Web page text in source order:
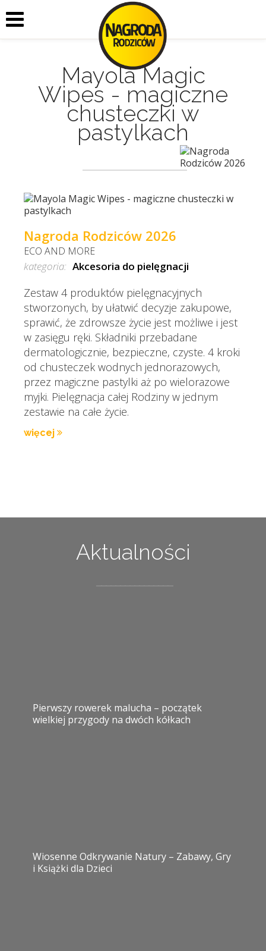
Mayola Magic
Wipes - magiczne
chusteczki w
pastylkach
Nagroda Rodziców 2026
ECO AND MORE
kategoria: Akcesoria do pielęgnacji
Zestaw 4 produktów pielęgnacyjnych
stworzonych, by ułatwić decyzje zakupowe,
sprawić, że zdrowsze życie jest możliwe i jest
w zasięgu ręki. Składniki przebadane
dermatologicznie, bezpieczne, czyste. 4 kroki
od chusteczek wodnych jednorazowych,
przez magiczne pastylki aż po wielorazowe
myjki. Pielęgnacja całej Rodziny w jednym
zestawie na całe życie.
więcej
Aktualności
Pierwszy rowerek malucha – początek
wielkiej przygody na dwóch kółkach
Wiosenne Odkrywanie Natury – Zabawy, Gry
i Książki dla Dzieci